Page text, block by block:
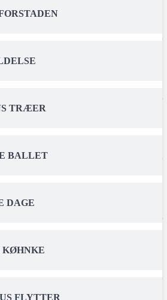
TRÆER
BALLET
DAGE
KØHNKE
FLYTTER